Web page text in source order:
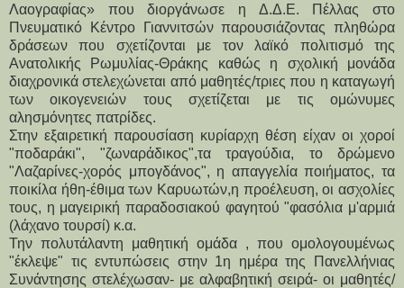
Λαογραφίας» που διοργάνωσε η Δ.Δ.Ε. Πέλλας στο
Πνευματικό Κέντρο Γιαννιτσών παρουσιάζοντας πληθώρα
δράσεων που σχετίζονται με τον λαϊκό πολιτισμό της
Ανατολικής Ρωμυλίας-Θράκης καθώς η σχολική μονάδα
διαχρονικά στελεχώνεται από μαθητές/τριες που η καταγωγή
των οικογενειών τους σχετίζεται με τις ομώνυμες
αλησμόνητες πατρίδες.
Στην εξαιρετική παρουσίαση κυρίαρχη θέση είχαν οι χοροί
"ποδαράκι", "ζωναράδικος",τα τραγούδια, το δρώμενο
"Λαζαρίνες-χορός μπογδάνος", η απαγγελία ποιήματος, τα
ποικίλα ήθη-έθιμα των Καρυωτών,η προέλευση, οι ασχολίες
τους, η μαγειρική παραδοσιακού φαγητού "φασόλια μ'αρμιά
(λάχανο τουρσί) κ.α.
Την πολυτάλαντη μαθητική ομάδα , που ομολογουμένως
"έκλεψε" τις εντυπώσεις στην 1η ημέρα της Πανελλήνιας
Συνάντησης στελέχωσαν- με αλφαβητική σειρά- οι μαθητές/